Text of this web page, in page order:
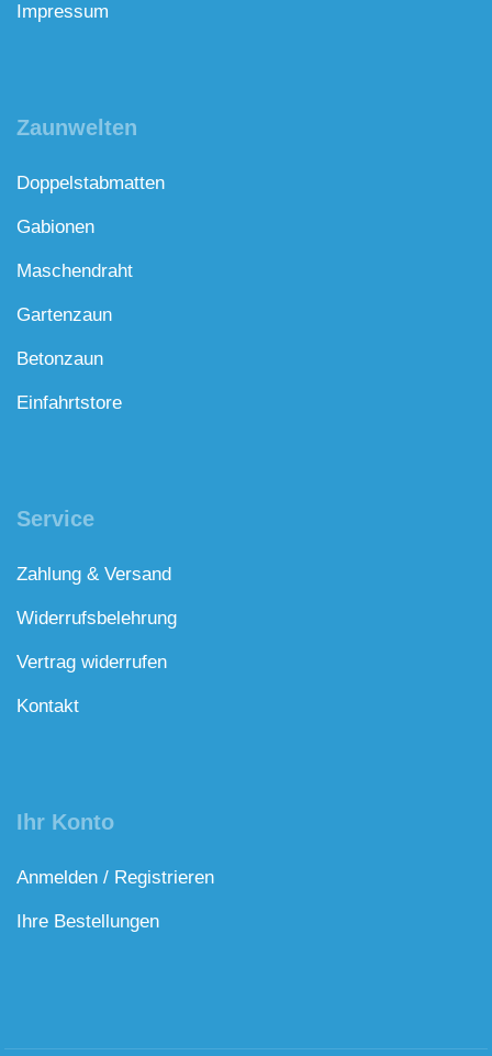
Impressum
Zaunwelten
Doppelstabmatten
Gabionen
Maschendraht
Gartenzaun
Betonzaun
Einfahrtstore
Service
Zahlung & Versand
Widerrufsbelehrung
Vertrag widerrufen
Kontakt
Ihr Konto
Anmelden / Registrieren
Ihre Bestellungen